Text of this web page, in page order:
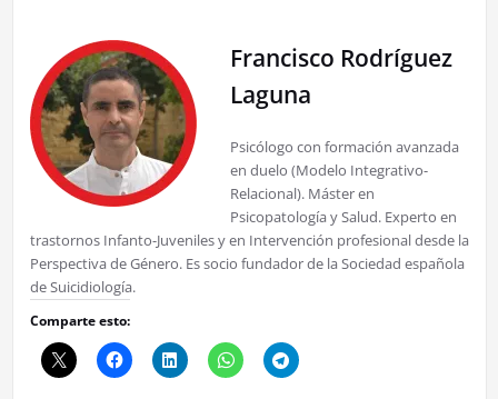
Francisco Rodríguez
Laguna
Psicólogo con formación avanzada
en duelo (Modelo Integrativo-
Relacional). Máster en
Psicopatología y Salud. Experto en
trastornos Infanto-Juveniles y en Intervención profesional desde la
Perspectiva de Género. Es socio fundador de la Sociedad española
de Suicidiología.
Comparte esto: